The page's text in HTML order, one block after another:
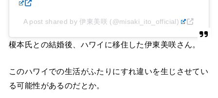
A post shared by 伊東美咲 (@misaki_ito_official)
榎本氏との結婚後、ハワイに移住した伊東美咲さん。
このハワイでの生活がふたりにすれ違いを生じさせてい
る可能性があるのだとか。